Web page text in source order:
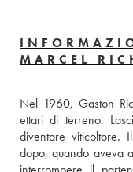
MARCEL
Nel 1960, Gaston
ettari di terreno.
diventare
dopo, quando aveva